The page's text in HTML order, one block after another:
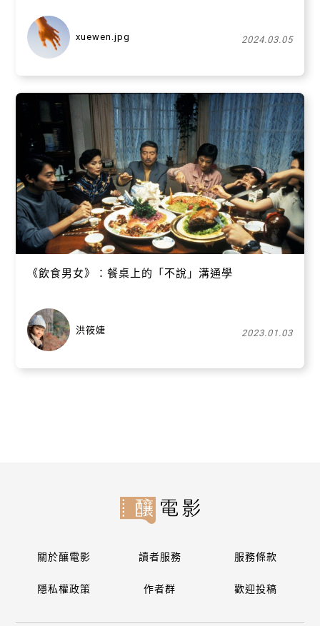
xuewen.jpg 2024.03.05
《飲食男女》：餐桌上的「不說」溝通學
洪筱婕 2023.01.03
關於釀電影 讀者服務 服務條款
隱私權政策 作者群 歡迎投稿